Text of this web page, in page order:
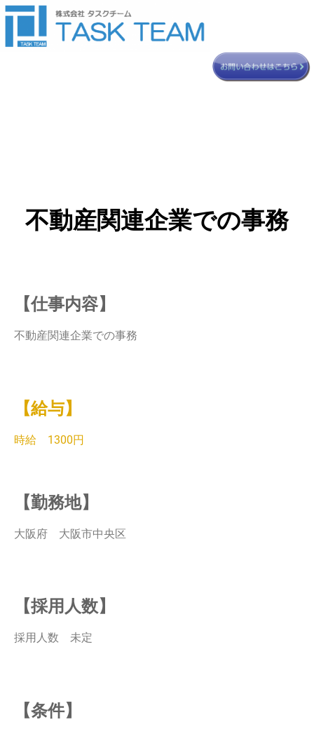
不動産関連企業での事務
【仕事内容】
不動産関連企業での事務
【給与】
時給 1300円
【勤務地】
大阪府 大阪市中央区
【採用人数】
採用人数 未定
【条件】